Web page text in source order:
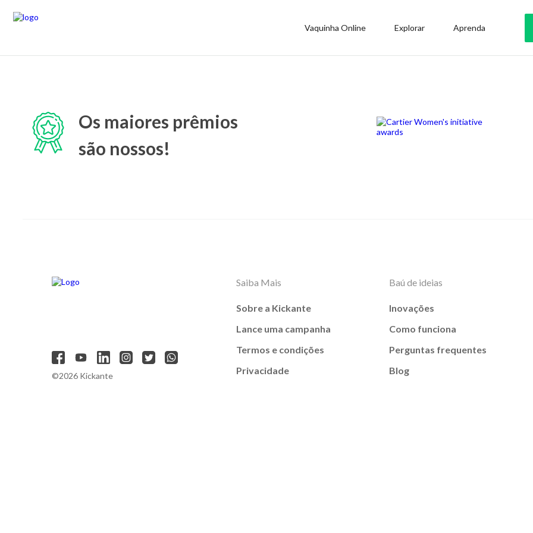
Vaquinha Online Explorar Aprenda
Os maiores prêmios
são nossos!
©2026 Kickante
Saiba Mais
Sobre a Kickante
Lance uma campanha
Termos e condições
Privacidade
Baú de ideias
Inovações
Como funciona
Perguntas frequentes
Blog